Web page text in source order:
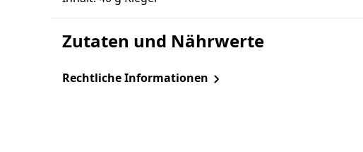
Zutaten und Nährwerte
Rechtliche Informationen